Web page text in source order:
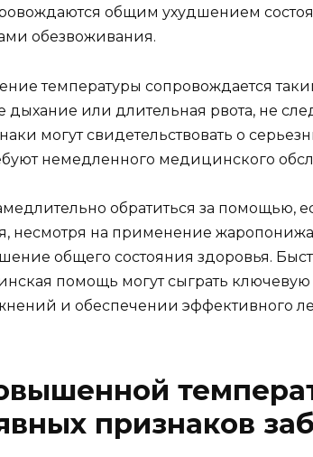
общим ухудшением
обезвоживания.
температуры сопровождается
дыхание или длительная рвота, не
могут свидетельствовать о
немедленного медицинского
обратиться за помощью,
несмотря на применение
общего состояния здоровья.
помощь могут сыграть ключевую
и обеспечении эффективного
признаков